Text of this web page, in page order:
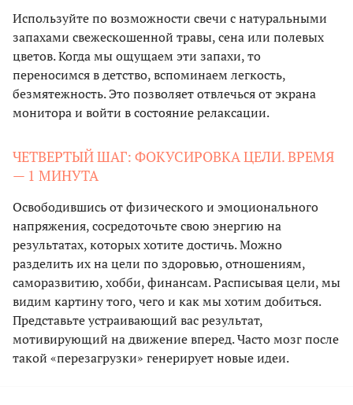
Используйте по возможности свечи с натуральными
запахами свежескошенной травы, сена или полевых
цветов. Когда мы ощущаем эти запахи, то
переносимся в детство, вспоминаем легкость,
безмятежность. Это позволяет отвлечься от экрана
монитора и войти в состояние релаксации.
ЧЕТВЕРТЫЙ ШАГ: ФОКУСИРОВКА ЦЕЛИ. ВРЕМЯ
— 1 МИНУТА
Освободившись от физического и эмоционального
напряжения, сосредоточьте свою энергию на
результатах, которых хотите достичь. Можно
разделить их на цели по здоровью, отношениям,
саморазвитию, хобби, финансам. Расписывая цели, мы
видим картину того, чего и как мы хотим добиться.
Представьте устраивающий вас результат,
мотивирующий на движение вперед. Часто мозг после
такой «перезагрузки» генерирует новые идеи.